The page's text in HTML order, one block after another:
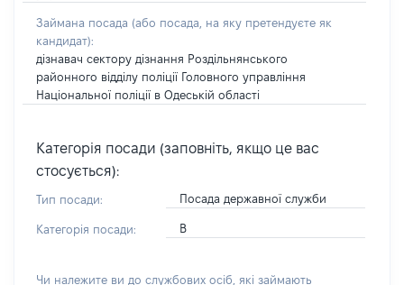
Займана посада (або посада, на яку претендуєте як
кандидат):
дізнавач сектору дізнання Роздільнянського
районного відділу поліції Головного управління
Національної поліції в Одеській області
Категорія посади (заповніть, якщо це вас
стосується):
Тип посади: Посада державної служби
Категорія посади: В
Чи належите ви до службових осіб, які займають